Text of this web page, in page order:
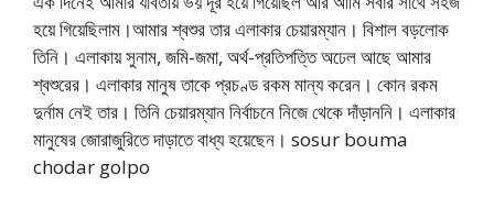
হয়ে গিয়েছিলাম।আমার শ্বশুর তার এলাকার চেয়ারম্যান। বিশাল বড়লোক
তিনি। এলাকায় সুনাম, জমি-জমা, অর্থ-প্রতিপত্তি অঢেল আছে আমার
শ্বশুরের। এলাকার মানুষ তাকে প্রচণ্ড রকম মান্য করেন। কোন রকম
দুর্নাম নেই তার। তিনি চেয়ারম্যান নির্বাচনে নিজে থেকে দাঁড়াননি। এলাকার
মানুষের জোরাজুরিতে দাড়াতে বাধ্য হয়েছেন। sosur bouma
chodar golpo